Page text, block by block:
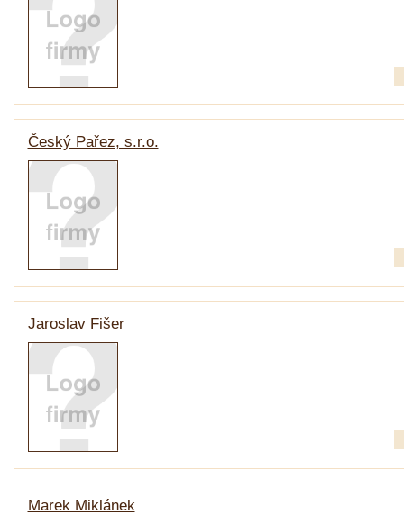
Český Pařez, s.r.o.
Jaroslav Fišer
Marek Miklánek